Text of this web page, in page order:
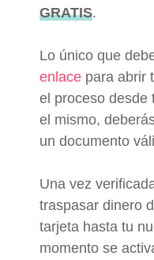
GRATIS.
Lo único que
enlace para abrir
el proceso desde
el mismo,
un documento
Una vez
traspasar dinero
tarjeta hasta tu
momento se